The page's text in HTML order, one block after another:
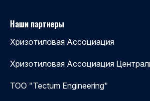
Наши партнеры
Хризотиловая Ассоциация
Хризотиловая Ассоциация
ТОО "Tectum Engineering"